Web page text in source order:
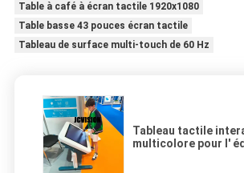
Table à café à écran tactile 1920x1080
Table basse 43 pouces écran tactile
Tableau de surface multi-touch de 60 Hz
Tableau tactile
multicolore pour l'